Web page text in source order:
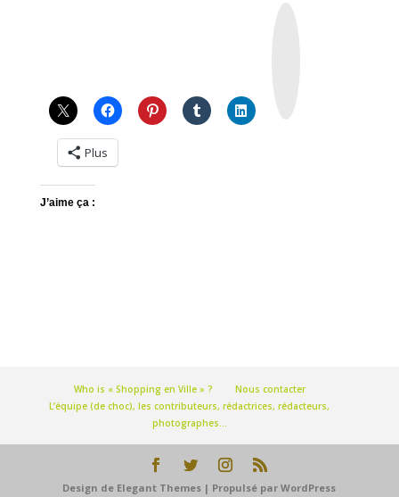
Plus
J’aime ça :
Who is « Shopping en Ville » ?
Nous contacter
L’équipe (de choc), les contributeurs, rédactrices, rédacteurs,
photographes…
Design de Elegant Themes | Propulsé parWordPress